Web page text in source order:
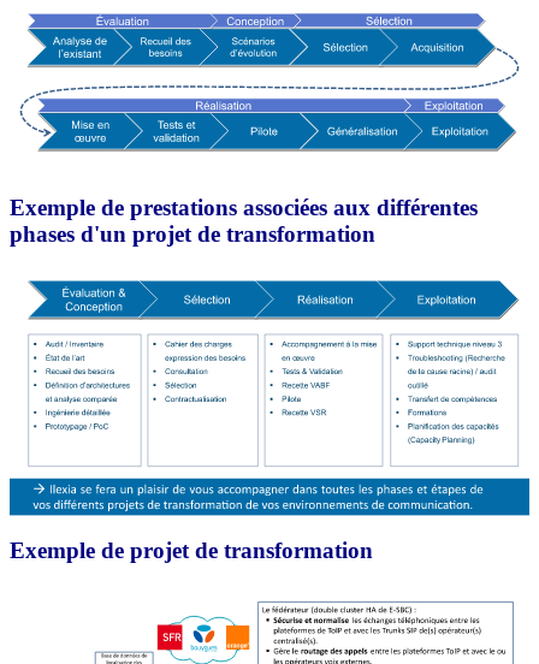
Exemple de prestations associées aux différentes
phases d'un projet de transformation
Exemple de projet de transformation